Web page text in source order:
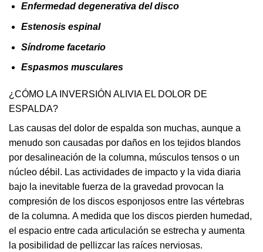
Enfermedad degenerativa del disco
Estenosis espinal
Síndrome facetario
Espasmos musculares
¿CÓMO LA INVERSIÓN ALIVIA EL DOLOR DE
ESPALDA?
Las causas del dolor de espalda son muchas, aunque a
menudo son causadas por daños en los tejidos blandos
por desalineación de la columna, músculos tensos o un
núcleo débil. Las actividades de impacto y la vida diaria
bajo la inevitable fuerza de la gravedad provocan la
compresión de los discos esponjosos entre las vértebras
de la columna. A medida que los discos pierden humedad,
el espacio entre cada articulación se estrecha y aumenta
la posibilidad de pellizcar las raíces nerviosas.